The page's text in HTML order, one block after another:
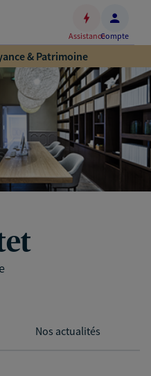
AssistanceCompte
& Patrimoine
Nos actualités